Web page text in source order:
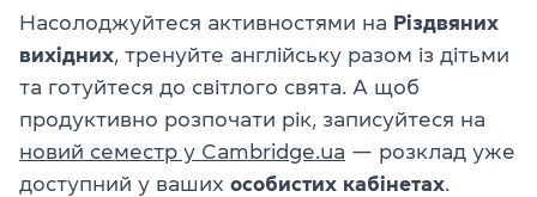
Насолоджуйтеся активностями на Різдвяних
вихідних, тренуйте англійську разом із дітьми
та готуйтеся до світлого свята. А щоб
продуктивно розпочати рік, записуйтеся на
новий семестр у Cambridge.ua — розклад уже
доступний у ваших особистих кабінетах.